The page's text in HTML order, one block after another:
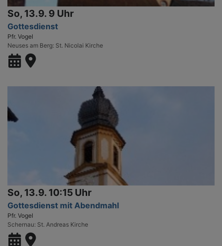
So, 13.9. 9 Uhr
Gottesdienst
Pfr. Vogel
Neuses am Berg St. Nicolai Kirche
So, 13.9. 10:15 Uhr
Gottesdienst mit Abendmahl
Pfr. Vogel
Schernau St. Andreas Kirche